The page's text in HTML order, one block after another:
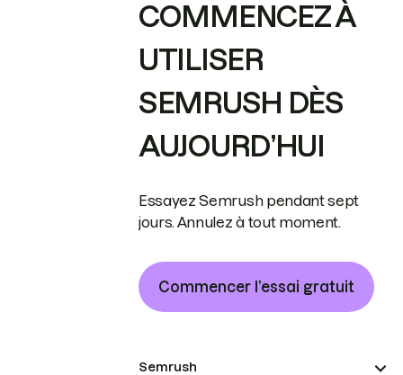
COMMENCEZ À
UTILISER
SEMRUSH DÈS
AUJOURD’HUI
Essayez Semrush pendant sept
jours. Annulez à tout moment.
Commencer l’essai gratuit
Semrush